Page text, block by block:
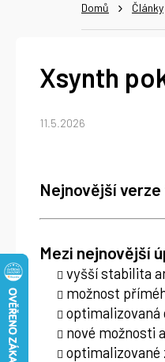
Domů Články
Xsynth
11.5.2026
Nejnovější
Mezi nejnovější
vyšší stabilita
možnost
nové možnosti